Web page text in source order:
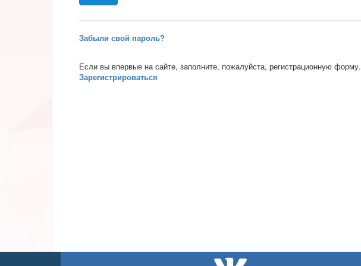
Забыли свой пароль?
Если вы впервые на сайте, заполните, пожалуйста, регистрационную форму.
Зарегистрироваться